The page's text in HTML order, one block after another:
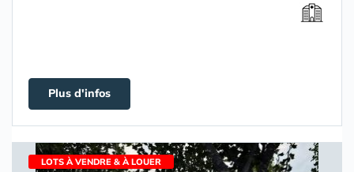
Plus d'infos
LOTS À VENDRE & À LOUER